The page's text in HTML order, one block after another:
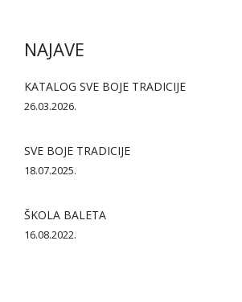
NAJAVE
KATALOG SVE BOJE TRADICIJE
26.03.2026.
SVE BOJE TRADICIJE
18.07.2025.
ŠKOLA BALETA
16.08.2022.